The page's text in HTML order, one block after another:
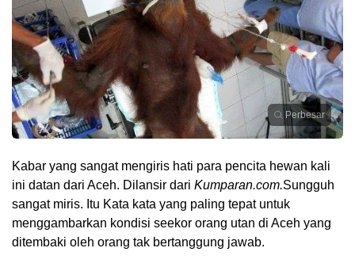
Perbesar
Kabar yang sangat mengiris hati para pencita hewan kali
ini datan dari Aceh. Dilansir dari Kumparan.com.Sungguh
sangat miris. Itu Kata kata yang paling tepat untuk
menggambarkan kondisi seekor orang utan di Aceh yang
ditembaki oleh orang tak bertanggung jawab.